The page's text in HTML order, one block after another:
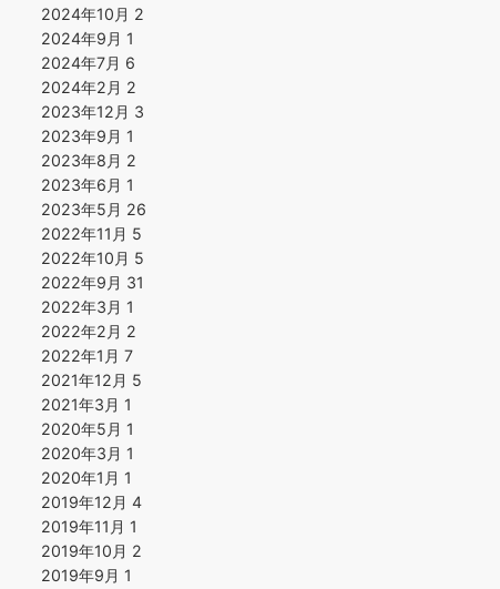
2024年10月 2
2024年9月 1
2024年7月 6
2024年2月 2
2023年12月 3
2023年9月 1
2023年8月 2
2023年6月 1
2023年5月 26
2022年11月 5
2022年10月 5
2022年9月 31
2022年3月 1
2022年2月 2
2022年1月 7
2021年12月 5
2021年3月 1
2020年5月 1
2020年3月 1
2020年1月 1
2019年12月 4
2019年11月 1
2019年10月 2
2019年9月 1